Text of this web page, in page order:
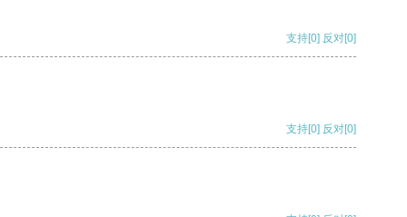
支持[0] 反对[0]
支持[0] 反对[0]